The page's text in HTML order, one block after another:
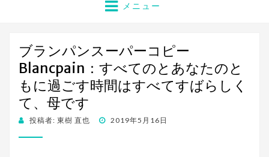
メニュー
ブランパンスーパーコピー
Blancpain：すべてのとあなたのと
もに過ごす時間はすべてすばらしく
て、母です
投稿者: 東樹 直也
投 2019年5月16日